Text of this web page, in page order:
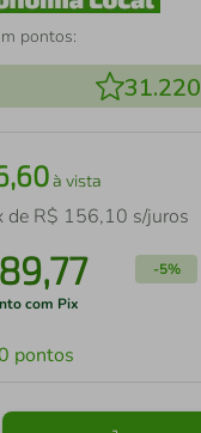
pontos:
31.220
,60à vista
de R$ 156,10 s/juros
,77 -5%
com Pix
pontos